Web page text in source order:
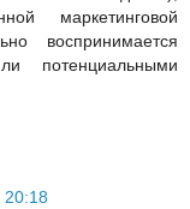
маркетинговой
воспринимается
потенциальными
20:18